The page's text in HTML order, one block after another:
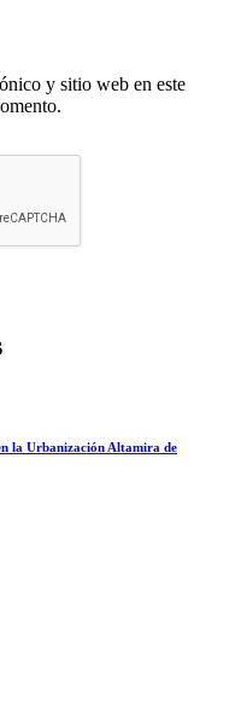
y sitio web en este
la Urbanización Altamira de